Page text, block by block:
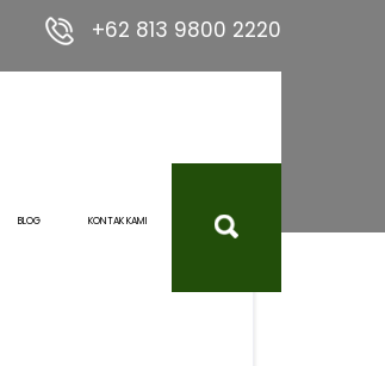
+62 813 9800 2220
BLOG KONTAK KAMI